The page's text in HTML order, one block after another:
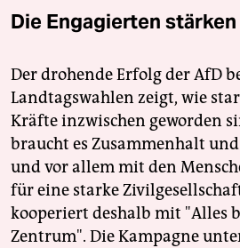
Die Engagierten stärken
Der drohende Erfolg der AfD
Landtagswahlen zeigt, wie
Kräfte inzwischen geworden
braucht es Zusammenhalt
und vor allem mit den
für eine starke
kooperiert deshalb mit "Alles
Zentrum". Die Kampagne